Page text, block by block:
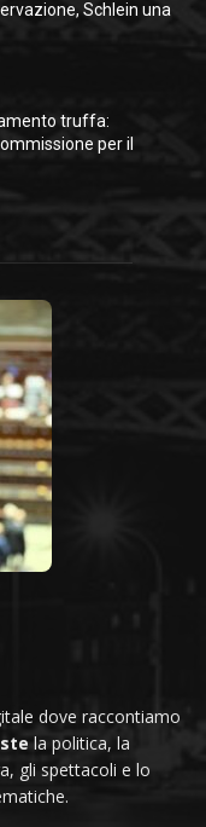
Schlein una
truffa:
per il
dove raccontiamo
la politica, la
gli spettacoli e lo